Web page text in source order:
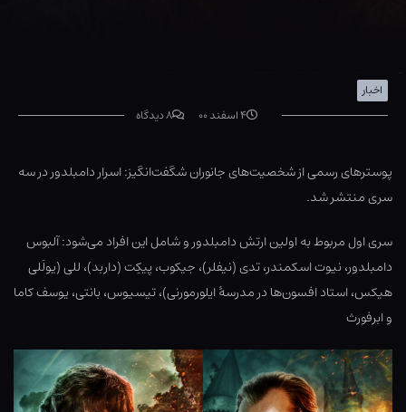
اخبار
۴ اسفند ۰۰
۸ دیدگاه
پوسترهای رسمی از شخصیت‌های جانوران شگفت‌انگیز: اسرار دامبلدور در سه
سری منتشر شد.
سری اول مربوط به اولین ارتش دامبلدور و شامل این افراد می‌شود: آلبوس
دامبلدور، نیوت اسکمندر، تدی (نیفلر)، جیکوب، پیکِت (داربد)، للی (یولَلی
هیکس، استاد افسون‌ها در مدرسۀ‌ ایلورمورنی)، تیسیوس، بانتی، یوسف کاما
و ابرفورث